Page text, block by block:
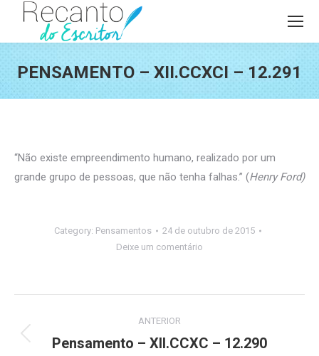
PENSAMENTO – XII.CCXCI – 12.291
“Não existe empreendimento humano, realizado por um
grande grupo de pessoas, que não tenha falhas.” (Henry Ford)
Category: Pensamentos
24 de outubro de 2015
Deixe um comentário
de
ANTERIOR
Post
Pensamento – XII.CCXC – 12.290